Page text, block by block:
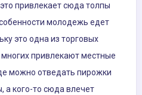
привлекает сюда толпы
молодежь едет
это одна из торговых
привлекают местные
можно отведать пирожки
а кого-то сюда влечет